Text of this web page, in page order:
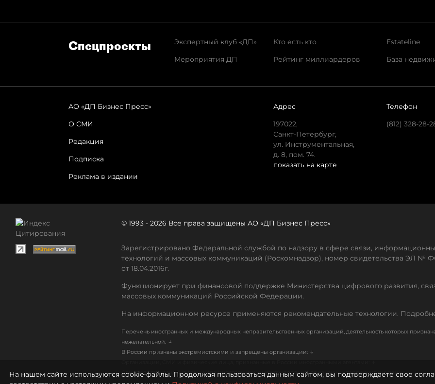
Спец­проекты
Экспертный клуб «ДП»
Мероприятия ДП
Кто есть кто
Рейтинг миллиардеров
Estateline
База
АО «ДП Бизнес Пресс»
О СМИ
Редакция
Подписка
Реклама в издании
Адрес
197022,
Санкт-Петербург,
ул. Инструментальная,
д. 8, пом. 74.
показать на карте
Телефон
(812) 328-28-
© 1993 - 2026 Все права защищены АО «ДП Бизнес Пресс»
Зарегистрировано Федеральной службой по надзору в сфере связи,
технологий и массовых коммуникаций (Роскомнадзор), номер свидетельства ЭЛ №
от 18.04.2016г.
Функционирует при финансовой поддержке Министерства цифрового развития,
массовых коммуникаций Российской Федерации.
На информационном ресурсе применяются рекомендательные технологии.
Перечень иностранных и международных неправительственных организаций, деятельность которых
нежелательной: ↓
В России признаны экстремистскими и запрещены организации: ↓
Список организаций, в том числе иностранных и международных, признанных террористическими↓
На нашем сайте используются cookie-файлы. Продолжая пользоваться данным сайтом, вы подтверждаете свое